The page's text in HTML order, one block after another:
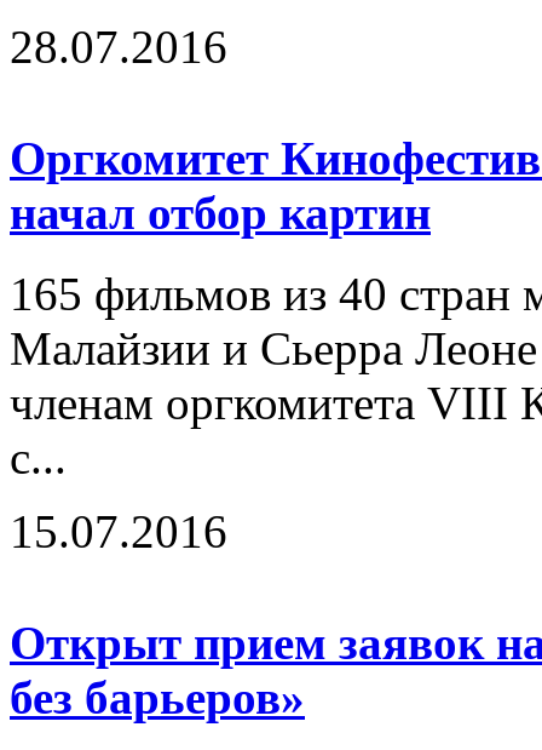
28.07.2016
Оргкомитет
начал отбор картин
165 фильмов из 40 стран
Малайзии и Сьерра
членам оргкомитета VIII
с...
15.07.2016
Открыт прием заявок
без барьеров»